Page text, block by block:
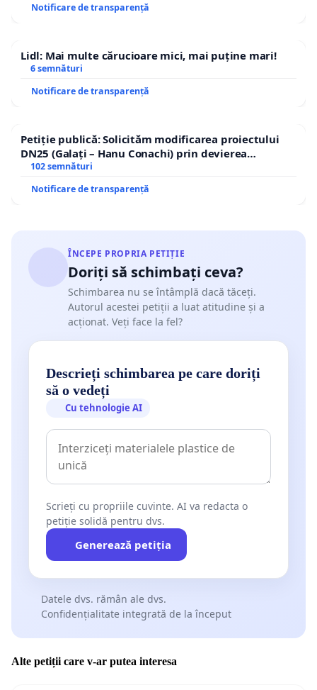
Notificare de transparență
Lidl: Mai multe cărucioare mici, mai puține mari!
6 semnături
Notificare de transparență
Petiție publică: Solicităm modificarea proiectului
DN25 (Galați – Hanu Conachi) prin devierea
traseului în afara localităților!
102 semnături
Notificare de transparență
ÎNCEPE PROPRIA PETIȚIE
Doriți să schimbați ceva?
Schimbarea nu se întâmplă dacă tăceți.
Autorul acestei petiții a luat atitudine și a
acționat. Veți face la fel?
Descrieți schimbarea pe care doriți
să o vedeți
Cu tehnologie AI
Scrieți cu propriile cuvinte. AI va redacta o
petiție solidă pentru dvs.
Generează petiția
Datele dvs. rămân ale dvs.
Confidențialitate integrată de la început
Alte petiții care v-ar putea interesa